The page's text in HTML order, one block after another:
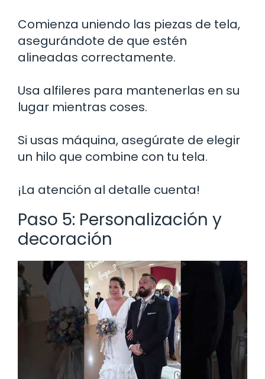
Comienza uniendo las piezas de tela,
asegurándote de que estén
alineadas correctamente.
Usa alfileres para mantenerlas en su
lugar mientras coses.
Si usas máquina, asegúrate de elegir
un hilo que combine con tu tela.
¡La atención al detalle cuenta!
Paso 5: Personalización y
decoración